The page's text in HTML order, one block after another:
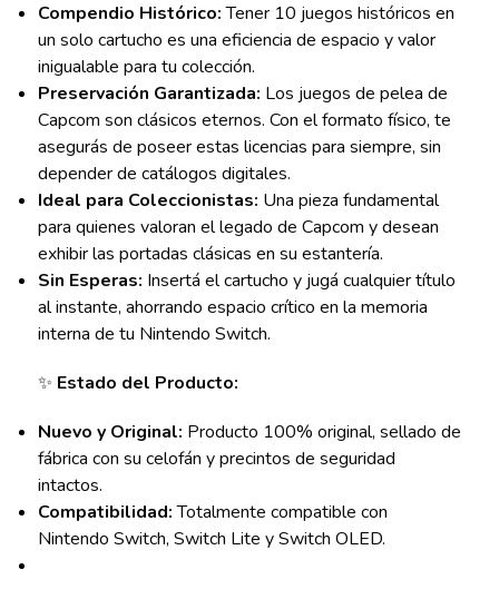
Compendio Histórico:Tener 10 juegos históricos en
un solo cartucho es una eficiencia de espacio y valor
inigualable para tu colección.
Preservación Garantizada: Los juegos de pelea de
Capcom son clásicos eternos. Con el formato físico, te
asegurás de poseer estas licencias para siempre, sin
depender de catálogos digitales.
Ideal para Coleccionistas: Una pieza fundamental
para quienes valoran el legado de Capcom y desean
exhibir las portadas clásicas en su estantería.
Sin Esperas: Insertá el cartucho y jugá cualquier título
al instante, ahorrando espacio crítico en la memoria
interna de tu Nintendo Switch.
✨ Estado del Producto:
Nuevo y Original: Producto 100% original, sellado de
fábrica con su celofán y precintos de seguridad
intactos.
Compatibilidad:Totalmente compatible con
Nintendo Switch, Switch Lite y Switch OLED.